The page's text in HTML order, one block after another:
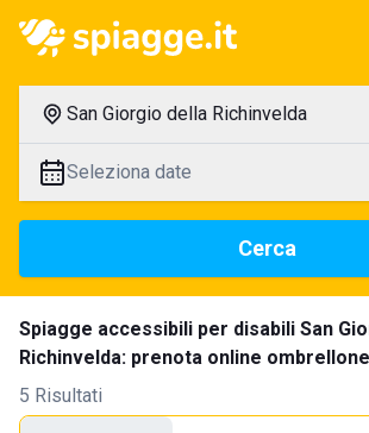
San Giorgio della Richinvelda
Seleziona date
Cerca
Spiagge accessibili per disabili San
Richinvelda: prenota online
5 Risultati